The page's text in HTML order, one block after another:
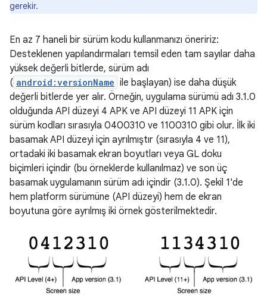
gerekir.
En az 7 haneli bir sürüm kodu kullanmanızı öneririz:
Desteklenen yapılandırmaları temsil eden tam sayılar daha
yüksek değerli bitlerde, sürüm adı
( android:versionName ile başlayan) ise daha düşük
değerli bitlerde yer alır. Örneğin, uygulama sürümü adı 3.1.0
olduğunda API düzeyi 4 APK ve API düzeyi 11 APK için
sürüm kodları sırasıyla 0400310 ve 1100310 gibi olur. İlk iki
basamak API düzeyi için ayrılmıştır (sırasıyla 4 ve 11),
ortadaki iki basamak ekran boyutları veya GL doku
biçimleri içindir (bu örneklerde kullanılmaz) ve son üç
basamak uygulamanın sürüm adı içindir (3.1.0). Şekil 1'de
hem platform sürümüne (API düzeyi) hem de ekran
boyutuna göre ayrılmış iki örnek gösterilmektedir.